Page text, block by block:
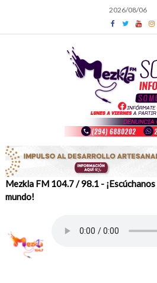
content
2026/08/06
Mezkla FM 104.7 / 98.1 -
mundo!